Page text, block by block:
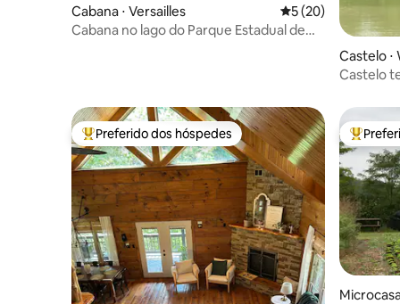
Cabana ⋅ Versailles 5 de uma
5 (20)
Cabana no lago do Parque Estadual de
Castelo ⋅
Castelo
Entre os melhores preferidos dos hóspedes
Preferido dos hóspedes Entre